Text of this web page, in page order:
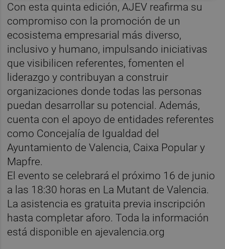
Con esta quinta edición, AJEV reafirma su
compromiso con la promoción de un
ecosistema empresarial más diverso,
inclusivo y humano, impulsando iniciativas
que visibilicen referentes, fomenten el
liderazgo y contribuyan a construir
organizaciones donde todas las personas
puedan desarrollar su potencial. Además,
cuenta con el apoyo de entidades referentes
como Concejalía de Igualdad del
Ayuntamiento de Valencia, Caixa Popular y
Mapfre.
El evento se celebrará el próximo 16 de junio
a las 18:30 horas en La Mutant de Valencia.
La asistencia es gratuita previa inscripción
hasta completar aforo. Toda la información
está disponible en ajevalencia.org